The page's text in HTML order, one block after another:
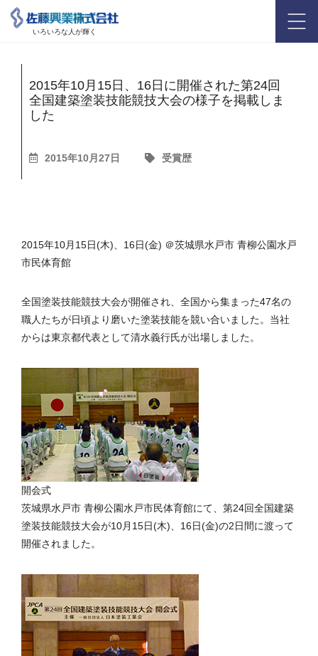
いろいろな人が輝く
2015年10月15日、16日に開催された第24回
全国建築塗装技能競技大会の様子を掲載しま
した
2015年10月27日 受賞歴
2015年10月15日(木)、16日(金) ＠茨城県水戸市 青柳公園水戸
市民体育館
全国塗装技能競技大会が開催され、全国から集まった47名の
職人たちが日頃より磨いた塗装技能を競い合いました。当社
からは東京都代表として清水義行氏が出場しました。
開会式
茨城県水戸市 青柳公園水戸市民体育館にて、第24回全国建築
塗装技能競技大会が10月15日(木)、16日(金)の2日間に渡って
開催されました。